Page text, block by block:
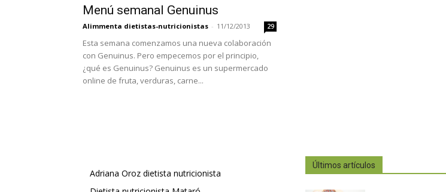
Menú semanal Genuinus
Alimmenta dietistas-nutricionistas - 11/12/2013 29
Esta semana comenzamos una nueva colaboración
con Genuinus. Pero empecemos por el principio,
¿qué es Genuinus? Genuinus es un supermercado
online de fruta, verduras, carne...
Adriana Oroz dietista nutricionista
Últimos artículos